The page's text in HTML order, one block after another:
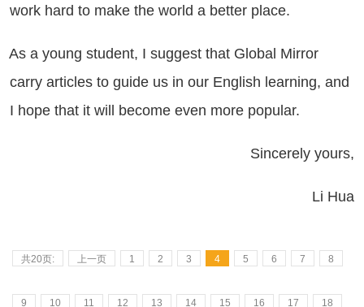
work hard to make the world a better place.
a young student, I suggest that Global Mirror
carry articles to guide us in our English learning, and
I hope that it will become even more popular.
Sincerely yours,
Li Hua
共20页: 上一页 1 2 3 4 5 6 7 8
9 10 11 12 13 14 15 16 17 18